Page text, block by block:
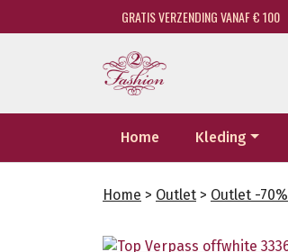
GRATIS VERZENDING VANAF € 100
Home Kleding
Home > Outlet > Outlet -70%